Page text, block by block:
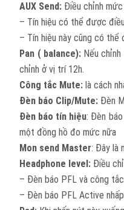
AUX Send: Điều chỉnh
– Tín hiệu có thể được
– Tín hiệu này cũng có
Pan ( balance): Nếu
chỉnh ở vị trí 12h.
Công tắc Mute:là cách
Đèn báo Clip/Mute: Đèn
Đèn báo tín hiệu: Đèn
một đồng hồ đo mức nữa
Mon send Master: Đây là
Headphone level: Điều
– Đèn báo PFL và công
– Đèn báo PFL Active